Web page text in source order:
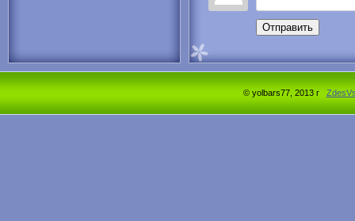
Отправить
© yolbars77, 2013 г